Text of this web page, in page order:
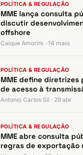
POLÍTICA & REGULAÇÃO
MME lança consulta
discutir
offshore
Caique Amorim · 14 maio
POLÍTICA & REGULAÇÃO
MME define diretrizes
de acesso à
Antonio Carlos Sil · 29 abr
POLÍTICA & REGULAÇÃO
MME abre consulta
regras de exportação